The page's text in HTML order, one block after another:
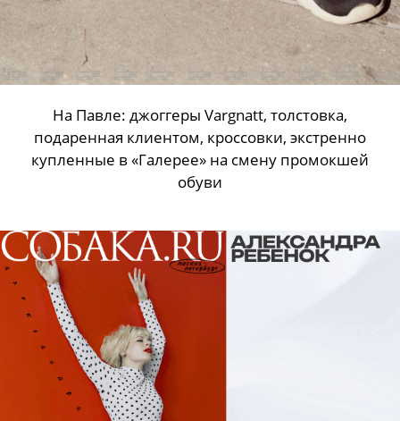
На Павле: джоггеры Vargnatt, толстовка,
подаренная клиентом, кроссовки, экстренно
купленные в «Галерее» на смену промокшей
обуви